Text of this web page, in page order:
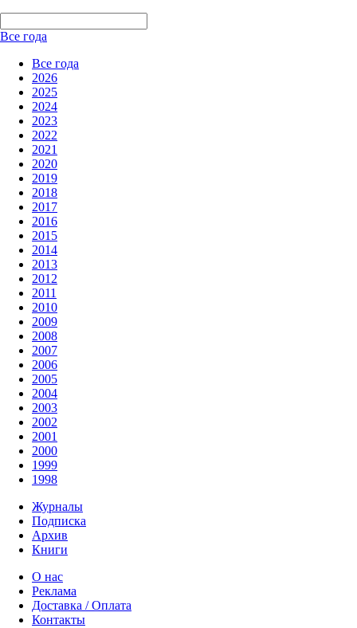
Все года
Все года
2026
2025
2024
2023
2022
2021
2020
2019
2018
2017
2016
2015
2014
2013
2012
2011
2010
2009
2008
2007
2006
2005
2004
2003
2002
2001
2000
1999
1998
Журналы
Подписка
Архив
Книги
О нас
Реклама
Доставка / Оплата
Контакты